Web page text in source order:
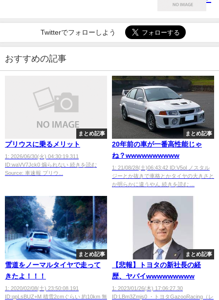
Twitterでフォローしよう
おすすめの記事
まとめ記事
プリウスに乗るメリット
1: 2026/06/30(火) 04:30:19.311
ID:waVV7Jck0 煽られない 続きを読む
Source: 車速報 プリウ...
まとめ記事
20年前の車が一番高性能じゃ
ね？wwwwwwwwww
1: 21/08/28(土)06:43:42 ID:V5ol ノスタル
ジーとか抜きで車格とかタイヤの大きさと
か明らかに違うやん 続きを読む ...
まとめ記事
雪道をノーマルタイヤで走って
きたよ！！！
1: 2020/02/08(土) 23:50:08.191
ID:qpLsBUZ+M 積雪2cmぐらい 約10km 無
まとめ記事
【悲報】トヨタの新社長の経
歴、ヤバイwwwwwwwww
1: 2023/01/26(木) 17:06:27.30
ID:LBm3Zmjs0 ・トヨタGazooRacing（レ